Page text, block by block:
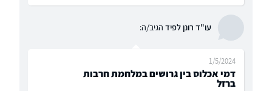
עו"ד רונן לפיד הגיב/ה:
דמי אכלוס בין גרושים במלחמת חרבות
ברזל
1/5/2024